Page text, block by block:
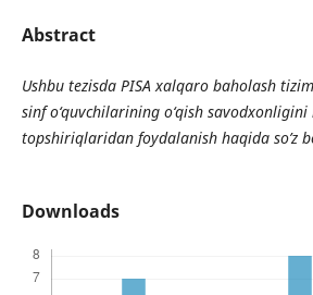
Abstract
Ushbu tezisda PISA xalqaro baholash
sinf o‘quvchilarining o‘qish
topshiriqlaridan foydalanish haqida so’z
Downloads